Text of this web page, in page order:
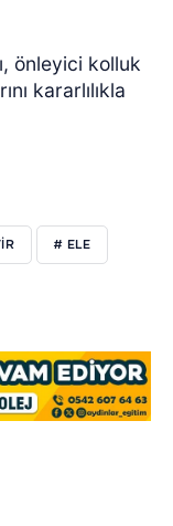
önleyici kolluk
kararlılıkla
# ELE